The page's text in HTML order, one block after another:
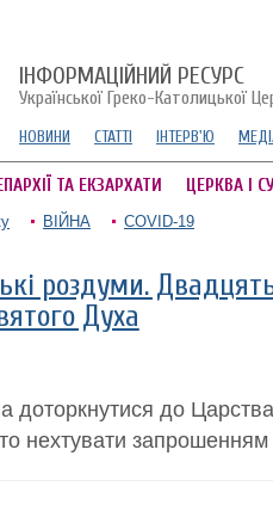
ІНФОРМАЦІЙНИЙ РЕСУРС
Української Греко-Католицької
НОВИНИ СТАТТІ ІНТЕРВ'Ю
ТА ЕКЗАРХАТИ ЦЕРКВА І
ВІЙНА COVID-19
роздуми.
Духа
доторкнутися до
нехтувати